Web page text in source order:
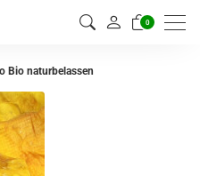
0
Bio naturbelassen